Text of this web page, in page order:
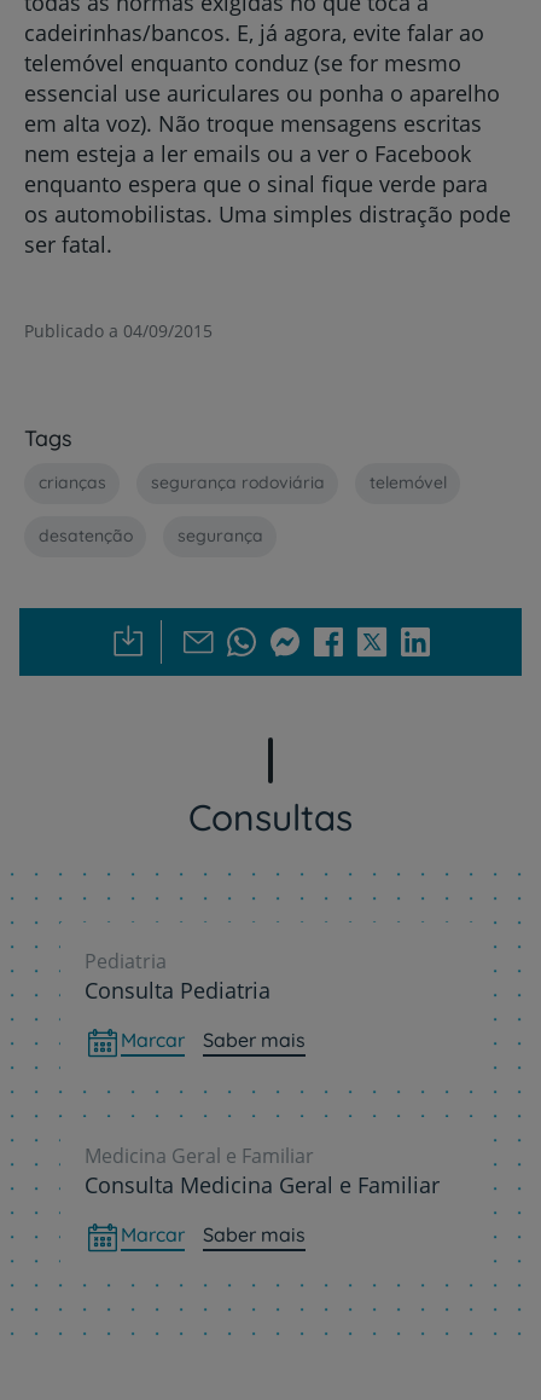
cadeirinhas/bancos. E, já agora, evite falar ao
telemóvel enquanto conduz (se for mesmo
essencial use auriculares ou ponha o aparelho
em alta voz). Não troque mensagens escritas
nem esteja a ler emails ou a ver o Facebook
enquanto espera que o sinal fique verde para
os automobilistas. Uma simples distração pode
ser fatal.
Publicado a 04/09/2015
Tags
crianças segurança rodoviária telemóvel
desatenção segurança
Consultas
Pediatria
Consulta Pediatria
Marcar Saber mais
Medicina Geral e Familiar
Consulta Medicina Geral e Familiar
Marcar Saber mais